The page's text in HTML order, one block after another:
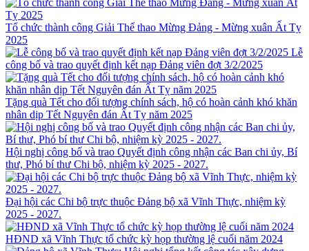
Tổ chức thành công Giải Thể thao Mừng Đảng - Mừng xuân Ất Tỵ
2025
Lễ
công bố và trao quyết định kết nạp Đảng viên đợt 3/2/2025
Tặng quà Tết cho đối tượng chính sách, hộ có hoàn cảnh khó khăn
nhân dịp Tết Nguyên đán Ất Tỵ năm 2025
Hội nghị công bố và trao Quyết định công nhận các Ban chi ủy, Bí
thư, Phó bí thư Chi bộ, nhiệm kỳ 2025 - 2027.
Đại hội các Chi bộ trực thuộc Đảng bộ xã Vĩnh Thực, nhiệm kỳ
2025 - 2027.
HĐND xã Vĩnh Thực tổ chức kỳ họp thường lệ cuối năm 2024